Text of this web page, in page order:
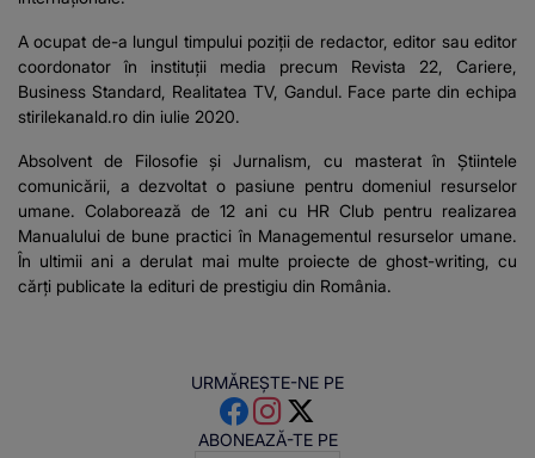
A ocupat de-a lungul timpului poziții de redactor, editor sau editor
coordonator în instituții media precum Revista 22, Cariere,
Business Standard, Realitatea TV, Gandul. Face parte din echipa
stirilekanald.ro din iulie 2020.
Absolvent de Filosofie și Jurnalism, cu masterat în Știintele
comunicării, a dezvoltat o pasiune pentru domeniul resurselor
umane. Colaborează de 12 ani cu HR Club pentru realizarea
Manualului de bune practici în Managementul resurselor umane.
În ultimii ani a derulat mai multe proiecte de ghost-writing, cu
cărți publicate la edituri de prestigiu din România.
URMĂREȘTE-NE PE
ABONEAZĂ-TE PE